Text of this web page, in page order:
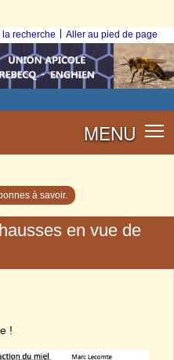
la recherche Aller au pied de page
MENU
à savoir.
en vue de
!